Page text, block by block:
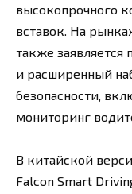
высокопрочного
вставок. На
также заявляется
и расширенный
безопасности,
мониторинг
В китайской
Falcon Smart